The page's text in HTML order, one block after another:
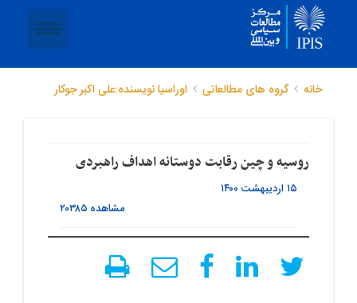
خانه گروه های مطالعاتی اوراسیانویسنده:علی اکبر جوکار
روسیه و چین رقابت دوستانه اهداف راهبردی
۱۵ اردیبهشت ۱۴۰۰
مشاهده ۲۰۳۸۵